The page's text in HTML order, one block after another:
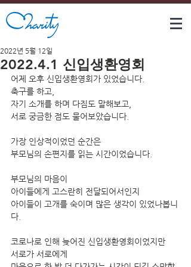
2022.4.1 신입생환영회
2022년 5월 12일
어제 오후 신입생환영회가 있었습니다.
축구를 하고,
자기 소개를 하며 다짐도 말해보고,
서로 궁금한 점도 물어보았습니다.
가장 인상적이었던 순간은
부모님의 손편지를 읽는 시간이었습니다.
부모님의 마음이
아이들에게 고스란히 전달되어서인지
아이들이 고개를 숙이며 많은 생각이 있었나봅니
다.
코로나로 인해 늦어진 신입생환영회이었지만
서로가 서로에게